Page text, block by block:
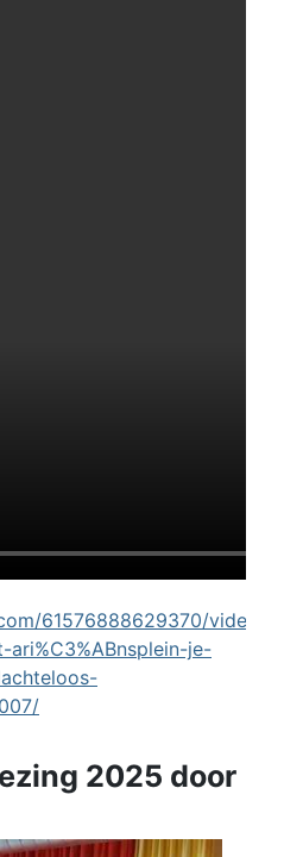
61576888629370/videos/
je-
2025 door